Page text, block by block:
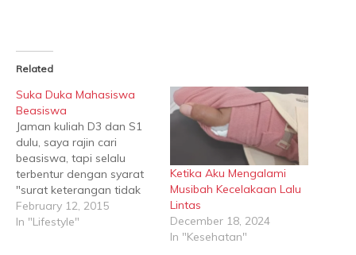
Related
Suka Duka Mahasiswa
Beasiswa
Jaman kuliah D3 dan S1
dulu, saya rajin cari
beasiswa, tapi selalu
terbentur dengan syarat
"surat keterangan tidak
mampu". Jadi, karena
bapak saya itu PNS,
February 12, 2015
In "Lifestyle"
Ketika Aku Mengalami
Musibah Kecelakaan Lalu
Lintas
December 18, 2024
In "Kesehatan"